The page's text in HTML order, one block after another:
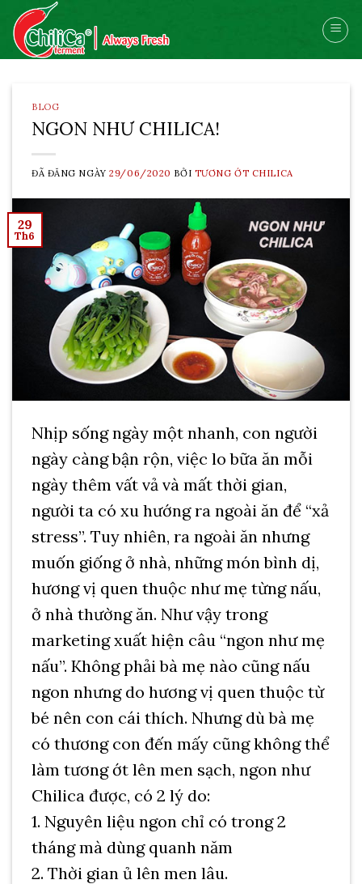
Skip
content
BLOG
NGON NHƯ CHILICA!
ĐÃ ĐĂNG NGÀY29/06/2020 BỞI TƯƠNG ỚT CHILICA
29
Th6
Nhịp sống ngày một nhanh, con người
ngày càng bận rộn, việc lo bữa ăn mỗi
ngày thêm vất vả và mất thời gian,
người ta có xu hướng ra ngoài ăn để “xả
stress”. Tuy nhiên, ra ngoài ăn nhưng
muốn giống ở nhà, những món bình dị,
hương vị quen thuộc như mẹ từng nấu,
ở nhà thường ăn. Như vậy trong
marketing xuất hiện câu “ngon như mẹ
nấu”. Không phải bà mẹ nào cũng nấu
ngon nhưng do hương vị quen thuộc từ
bé nên con cái thích. Nhưng dù bà mẹ
có thương con đến mấy cũng không thể
làm tương ớt lên men sạch, ngon như
Chilica được, có 2 lý do:
1. Nguyên liệu ngon chỉ có trong 2
tháng mà dùng quanh năm
2. Thời gian ủ lên men lâu.